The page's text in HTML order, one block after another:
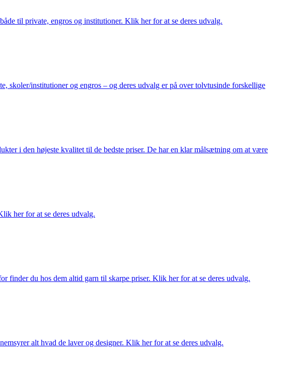
til private, engros og institutioner. Klik her for at se deres udvalg.
institutioner og engros – og deres udvalg er på over tolvtusinde forskellige
i den højeste kvalitet til de bedste priser. De har en klar målsætning om at være
her for at se deres udvalg.
finder du hos dem altid garn til skarpe priser. Klik her for at se deres udvalg.
alt hvad de laver og designer. Klik her for at se deres udvalg.